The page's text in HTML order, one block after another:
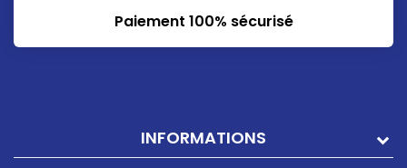
Paiement 100% sécurisé
INFORMATIONS